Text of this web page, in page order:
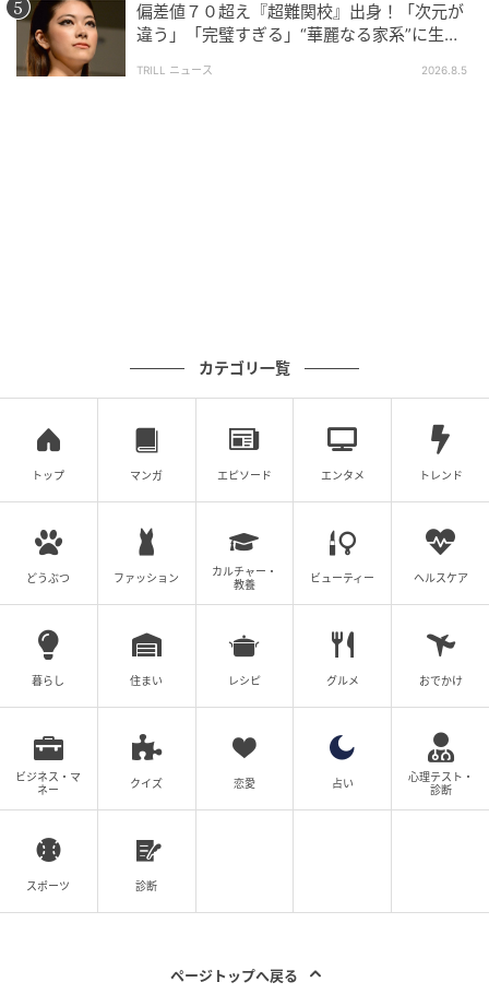
偏差値７０超え『超難関校』出身！「次元が
違う」「完璧すぎる」“華麗なる家系”に生ま
TRILL ニュース 2026.8.5
カテゴリ一覧
トップ マンガ エピソード エンタメ トレンド
どうぶつ ファッション
カルチャー・
教養
ビューティー ヘルスケア
暮らし 住まい レシピ グルメ おでかけ
ビジネス・マ
ネー
クイズ 恋愛 占い
心理テスト・
診断
スポーツ 診断
ページトップへ戻る